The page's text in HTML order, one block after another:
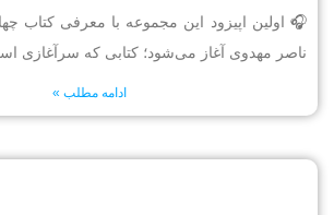
🎧 اولین اپیزود این مجموعه با معرفی کتاب
ناصر مهدوی آغاز می‌شود؛ کتابی که سرآغازی
ادامه مطلب »